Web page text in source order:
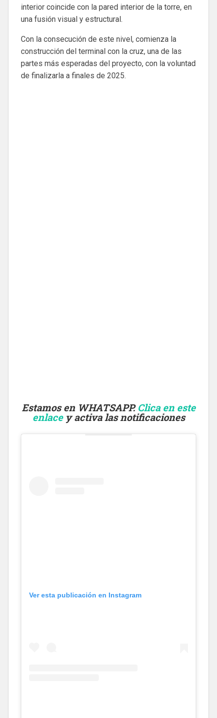
interior coincide con la pared interior de la torre, en
una fusión visual y estructural.
Con la consecución de este nivel, comienza la
construcción del terminal con la cruz, una de las
partes más esperadas del proyecto, con la voluntad
de finalizarla a finales de 2025.
Estamos en WHATSAPP. Clica en este
enlacey activa las notificaciones
Ver esta publicación en Instagram